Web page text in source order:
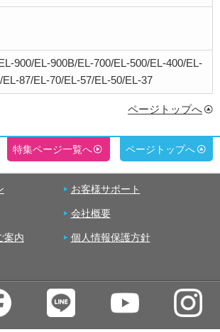
900/EL-900B/EL-700/EL-500/EL-400/EL-
EL-87/EL-70/EL-57/EL-50/EL-37
ページトップへ
特集ページ一覧へ ページトップへ
お客様サポート
会社概要
案内 個人情報保護方針